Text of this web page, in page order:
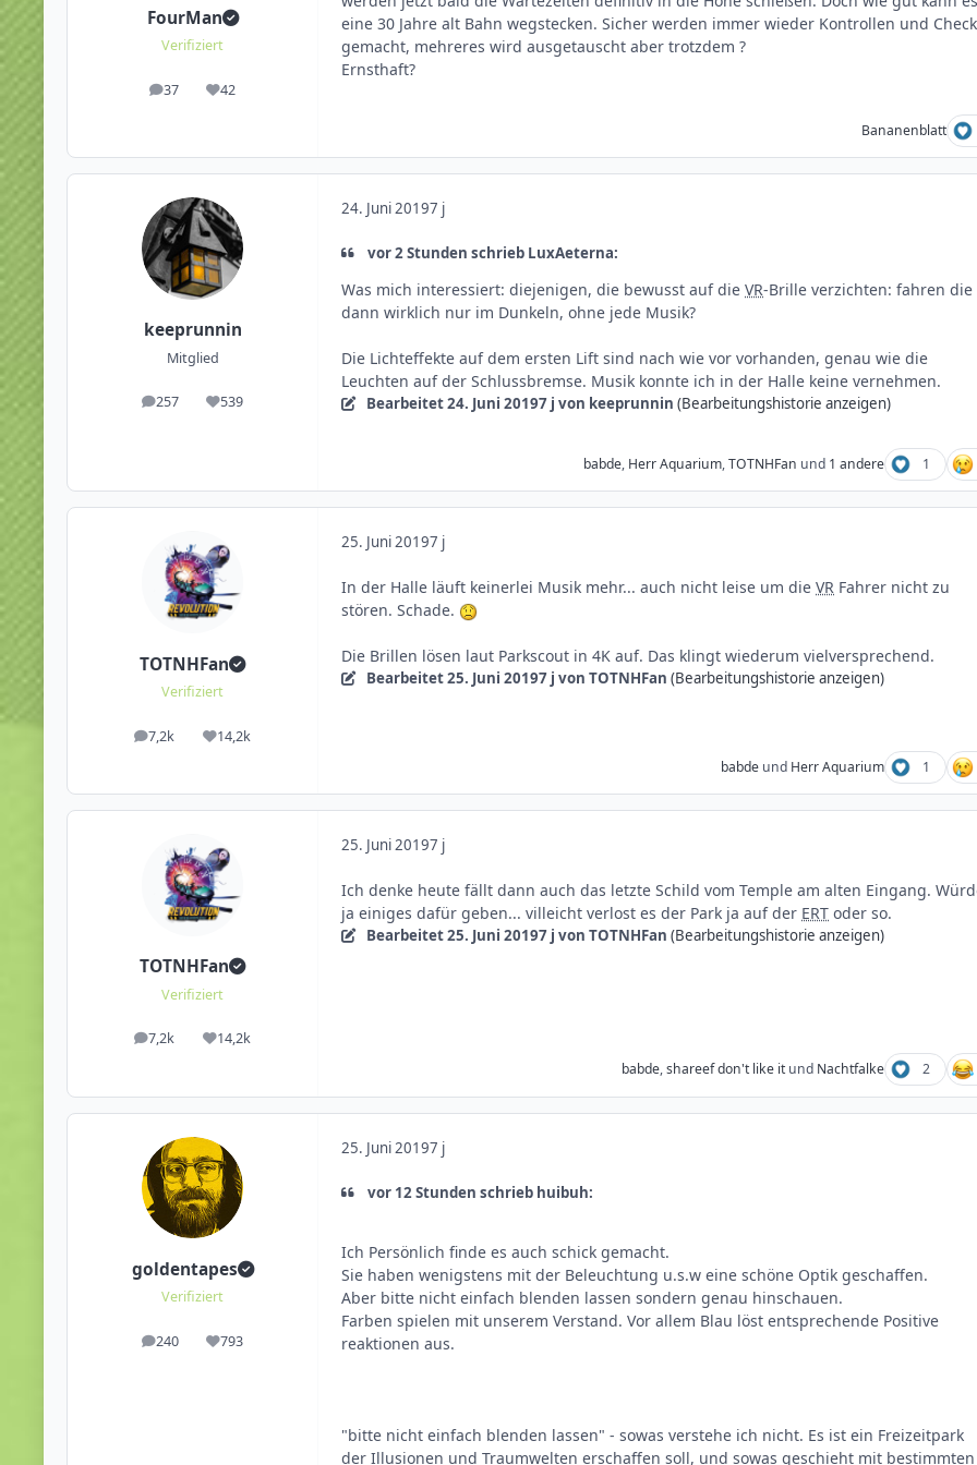
FourMan
Verifiziert
37
Beiträge42
Reputation
eine 30 Jahre alt Bahn wegstecken. Sicher werden immer wieder Kontrollen und
gemacht, mehreres wird ausgetauscht aber trotzdem ?
Ernsthaft?
Bananenblatt
keeprunnin
Mitglied
257
Beiträge 539
Reputation
24. Juni 20197 j
vor 2 Stunden schrieb LuxAeterna:
Was mich interessiert: diejenigen, die bewusst auf die VR-Brille verzichten: fahren die
dann wirklich nur im Dunkeln, ohne jede Musik?
Die Lichteffekte auf dem ersten Lift sind nach wie vor vorhanden, genau wie die
Leuchten auf der Schlussbremse. Musik konnte ich in der Halle keine vernehmen.
Bearbeitet24. Juni 20197 j von keeprunnin (Bearbeitungshistorie anzeigen)
babde, Herr Aquarium,TOTNHFan und 1 andere 1
TOTNHFan
Verifiziert
7,2k
Beiträge 14,2k
Reputation
25. Juni 20197 j
In der Halle läuft keinerlei Musik mehr... auch nicht leise um die VR Fahrer nicht zu
stören. Schade.
Die Brillen lösen laut Parkscout in 4K auf. Das klingt wiederum vielversprechend.
Bearbeitet25. Juni 20197 j von TOTNHFan (Bearbeitungshistorie anzeigen)
babde und Herr Aquarium 1
TOTNHFan
Verifiziert
7,2k
Beiträge 14,2k
Reputation
25. Juni 20197 j
Ich denke heute fällt dann auch das letzte Schild vom Temple am alten Eingang.
ja einiges dafür geben... villeicht verlost es der Park ja auf der ERT oder so.
Bearbeitet25. Juni 20197 j von TOTNHFan (Bearbeitungshistorie anzeigen)
babde,shareef don't like it und Nachtfalke 2
goldentapes
Verifiziert
240
Beiträge 793
Reputation
25. Juni 20197 j
vor 12 Stunden schrieb huibuh:
Ich Persönlich finde es auch schick gemacht.
Sie haben wenigstens mit der Beleuchtung u.s.w eine schöne Optik geschaffen.
Aber bitte nicht einfach blenden lassen sondern genau hinschauen.
Farben spielen mit unserem Verstand. Vor allem Blau löst entsprechende Positive
reaktionen aus.
"bitte nicht einfach blenden lassen" - sowas verstehe ich nicht. Es ist ein Freizeitpark
der Illusionen und Traumwelten erschaffen soll, und sowas geschieht mit bestimmten